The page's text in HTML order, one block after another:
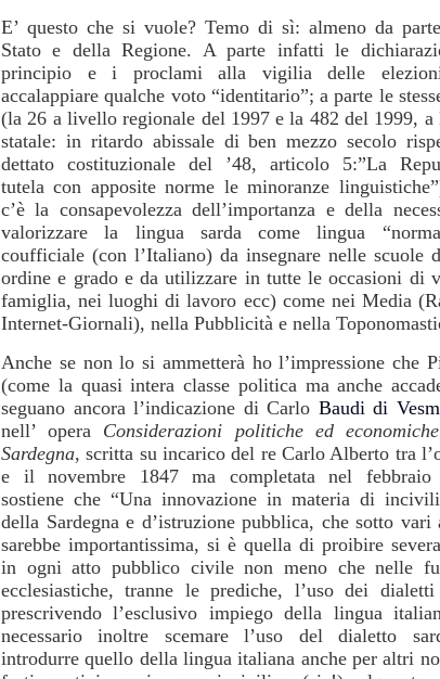
E’ questo che si vuole? Temo di sì: almeno da
Stato e della Regione. A parte infatti le
principio e i proclami alla vigilia delle
accalappiare qualche voto “identitario”; a parte le
(la 26 a livello regionale del 1997 e la 482 del 1999,
statale: in ritardo abissale di ben mezzo secolo
dettato costituzionale del ’48, articolo 5:”La
tutela con apposite norme le minoranze
c’è la consapevolezza dell’importanza e della
valorizzare la lingua sarda come lingua
coufficiale (con l’Italiano) da insegnare nelle scuole
ordine e grado e da utilizzare in tutte le occasioni di
famiglia, nei luoghi di lavoro ecc) come nei Media
Internet-Giornali), nella Pubblicità e nella
Anche se non lo si ammetterà ho l’impressione che
(come la quasi intera classe politica ma anche
seguano ancora l’indicazione di Carlo Baudi di
nell’ opera Considerazioni politiche ed
Sardegna, scritta su incarico del re Carlo Alberto tra
e il novembre 1847 ma completata nel febbraio
sostiene che “Una innovazione in materia di
della Sardegna e d’istruzione pubblica, che sotto vari
sarebbe importantissima, si è quella di proibire
in ogni atto pubblico civile non meno che nelle
ecclesiastiche, tranne le prediche, l’uso dei dialetti
prescrivendo l’esclusivo impiego della lingua
necessario inoltre scemare l’uso del dialetto
introdurre quello della lingua italiana anche per altri